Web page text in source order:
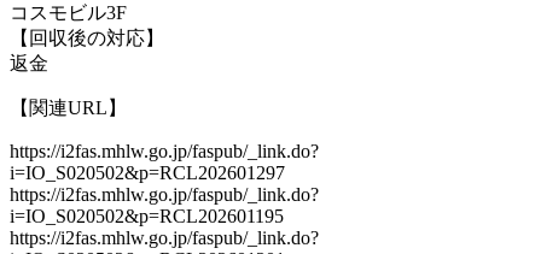
コスモビル3F
【回収後の対応】
返金
【関連URL】
https://i2fas.mhlw.go.jp/faspub/_link.do?
i=IO_S020502&p=RCL202601297
https://i2fas.mhlw.go.jp/faspub/_link.do?
i=IO_S020502&p=RCL202601195
https://i2fas.mhlw.go.jp/faspub/_link.do?